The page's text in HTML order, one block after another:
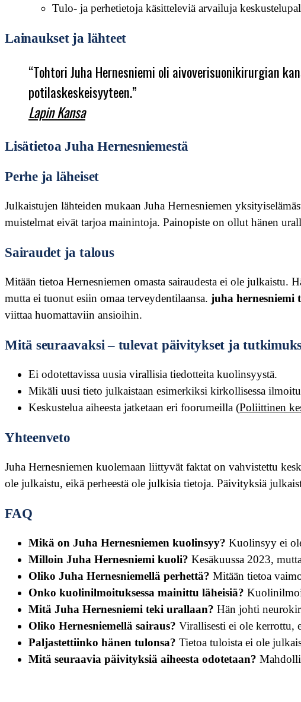
Tulo- ja perhetietoja käsitteleviä arvailuja
Lainaukset ja lähteet
“Tohtori Juha Hernesniemi oli aivoverisuonikirurgian
potilaskeskeisyyteen.”
Lapin Kansa
Lisätietoa Juha Hernesniemestä
Perhe ja läheiset
Julkaistujen lähteiden mukaan Juha Hernesniemen
muistelmat eivät tarjoa mainintoja. Painopiste on ollut hänen
Sairaudet ja talous
Mitään tietoa Hernesniemen omasta sairaudesta ei ole julkaistu.
mutta ei tuonut esiin omaa terveydentilaansa. juha hernesniemi
viittaa huomattaviin ansioihin.
Mitä seuraavaksi – tulevat päivitykset ja
Ei odotettavissa uusia virallisia tiedotteita kuolinsyystä.
Mikäli uusi tieto julkaistaan esimerkiksi kirkollisessa
Keskustelua aiheesta jatketaan eri foorumeilla (Poliittinen
Yhteenveto
Juha Hernesniemen kuolemaan liittyvät faktat on vahvistettu
ole julkaistu, eikä perheestä ole julkisia tietoja. Päivityksiä
FAQ
Mikä on Juha Hernesniemen kuolinsyy? Kuolinsyy ei
Milloin Juha Hernesniemi kuoli? Kesäkuussa 2023,
Oliko Juha Hernesniemellä perhettä? Mitään tietoa
Onko kuolinilmoituksessa mainittu läheisiä?
Mitä Juha Hernesniemi teki urallaan? Hän johti
Oliko Hernesniemellä sairaus? Virallisesti ei ole kerrottu,
Paljastettiinko hänen tulonsa? Tietoa tuloista ei ole
Mitä seuraavia päivityksiä aiheesta odotetaan?